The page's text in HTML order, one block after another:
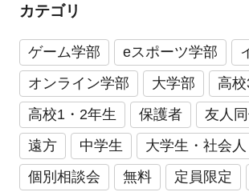
カテゴリ
ゲーム学部 eスポーツ学部
オンライン学部
大学部
高
高校1・2年生
保護者
友人
遠方
中学生 大学生・社会人
個別相談会
無料 定員限定